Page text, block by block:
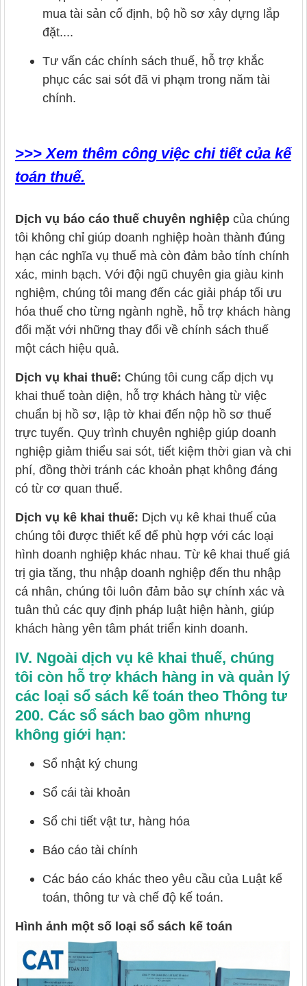
mua tài sản cố định, bộ hồ sơ xây dựng lắp
đặt....
Tư vấn các chính sách thuế, hỗ trợ khắc
phục các sai sót đã vi phạm trong năm tài
chính.
>>> Xem thêm công việc chi tiết của kế
toán thuế.
Dịch vụ báo cáo thuế chuyên nghiệp của chúng
tôi không chỉ giúp doanh nghiệp hoàn thành đúng
hạn các nghĩa vụ thuế mà còn đảm bảo tính chính
xác, minh bạch. Với đội ngũ chuyên gia giàu kinh
nghiệm, chúng tôi mang đến các giải pháp tối ưu
hóa thuế cho từng ngành nghề, hỗ trợ khách hàng
đối mặt với những thay đổi về chính sách thuế
một cách hiệu quả.
Dịch vụ khai thuế: Chúng tôi cung cấp dịch vụ
khai thuế toàn diện, hỗ trợ khách hàng từ việc
chuẩn bị hồ sơ, lập tờ khai đến nộp hồ sơ thuế
trực tuyến. Quy trình chuyên nghiệp giúp doanh
nghiệp giảm thiểu sai sót, tiết kiệm thời gian và chi
phí, đồng thời tránh các khoản phạt không đáng
có từ cơ quan thuế.
Dịch vụ kê khai thuế: Dịch vụ kê khai thuế của
chúng tôi được thiết kế để phù hợp với các loại
hình doanh nghiệp khác nhau. Từ kê khai thuế giá
trị gia tăng, thu nhập doanh nghiệp đến thu nhập
cá nhân, chúng tôi luôn đảm bảo sự chính xác và
tuân thủ các quy định pháp luật hiện hành, giúp
khách hàng yên tâm phát triển kinh doanh.
IV. Ngoài dịch vụ kê khai thuế, chúng
tôi còn hỗ trợ khách hàng in và quản lý
các loại sổ sách kế toán theo Thông tư
200. Các sổ sách bao gồm nhưng
không giới hạn:
Sổ nhật ký chung
Sổ cái tài khoản
Sổ chi tiết vật tư, hàng hóa
Báo cáo tài chính
Các báo cáo khác theo yêu cầu của Luật kế
toán, thông tư và chế độ kế toán.
Hình ảnh một số loại sổ sách kế toán